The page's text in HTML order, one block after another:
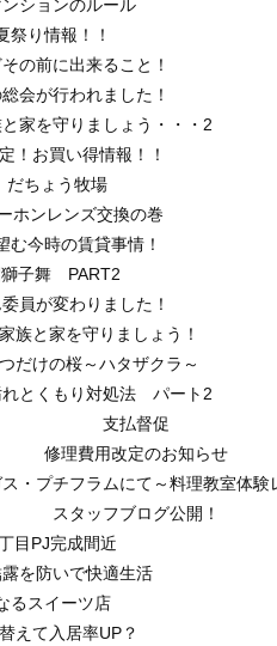
ションのルール
祭り情報！！
の前に出来ること！
会が行われました！
家を守りましょう・・・2
！お買い得情報！！
だちょう牧場
ホンレンズ交換の巻
む今時の賃貸事情！
子舞 PART2
員が変わりました！
族と家を守りましょう！
だけの桜～ハタザクラ～
れとくもり対処法 パート2
支払督促
修理費用改定のお知らせ
ス・プチフラムにて～料理教室体験
スタッフブログ公開！
目PJ完成間近
を防いで快適生活
るスイーツ店
えて入居率UP？